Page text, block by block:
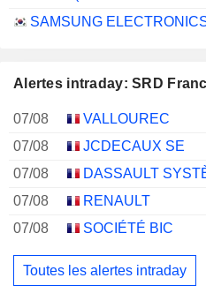
Alertes intraday: SRD
07/08 VALLOUREC
07/08
JCDECAUX SE
07/08
07/08
RENAULT
07/08
SOCIÉTÉ BIC
Toutes les alertes intraday